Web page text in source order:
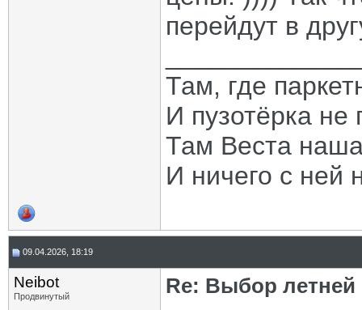
перейдут в
Там, где
И пузотёрка не
Там Веста
И ничего с ней
09.04.2026, 18:19
Neibot
Продвинутый
Re: Выбор летней